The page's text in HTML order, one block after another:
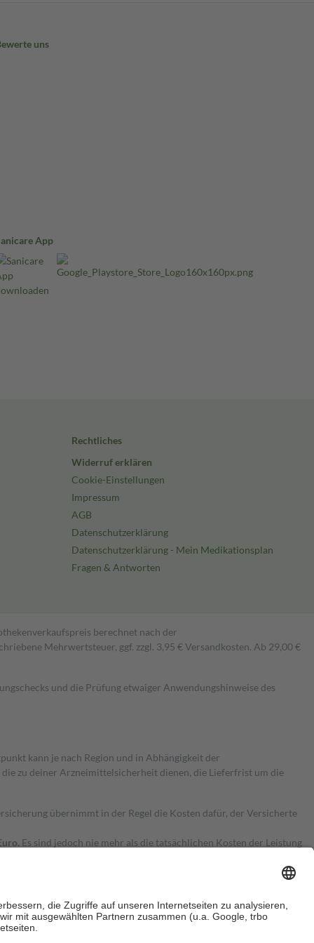
uns
App
Rechtliches
Widerruf erklären
Cookie-Einstellungen
Impressum
AGB
Datenschutzerklärung
Datenschutzerklärung - Mein Medikationsplan
Fragen & Antworten
berechnet nach der
Mehrwertsteuer, ggf. zzgl. 3,95 € Versandkosten. Ab 29,00 €
und die Prüfung etwaiger Anwendungshinweise des
kann je nach Region und in Abhängigkeit der
zu deiner Arzneimittelsicherheit dienen, die Lieferfrist um die
übernimmt in der Regel die Kosten dafür, der Versicherte
Es sind jedoch nie mehr als die tatsächlichen Kosten der Leistung
Zuzahlungen an bei: